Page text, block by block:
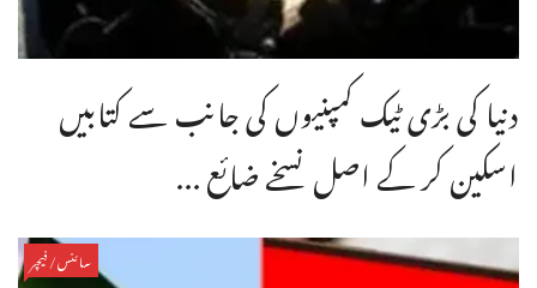
دنیا کی بڑی ٹیک کمپنیوں کی جانب سے کتابیں
اسکین کر کے اصل نسخے ضائع ...
سائنس/فیچر